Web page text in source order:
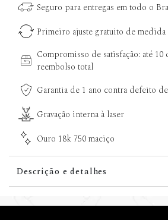
Seguro para entregas em todo o
Primeiro ajuste gratuito de medida
Compromisso de satisfação: até 10
reembolso total
Garantia de 1 ano contra defeito
Gravação interna à laser
Ouro 18k 750 maciço
Descrição e detalhes